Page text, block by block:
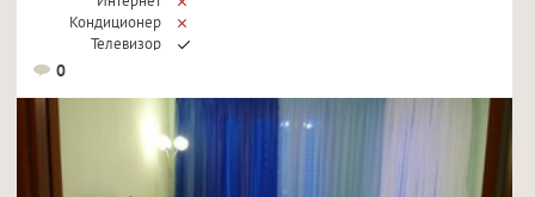
Кондиционер
Телевизор
0